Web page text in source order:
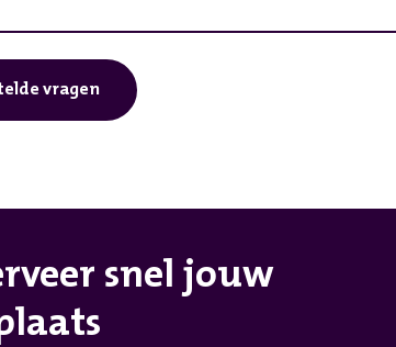
hou de website in de gaten voor meer
vragen
snel jouw